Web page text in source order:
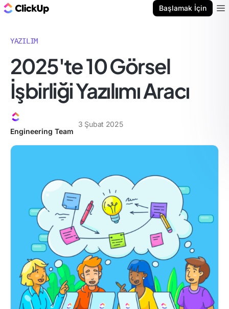
Başlamak İçin
YAZILIM
2025'te 10 Görsel
İşbirliği Yazılımı Aracı
Engineering Team
3 Şubat 2025